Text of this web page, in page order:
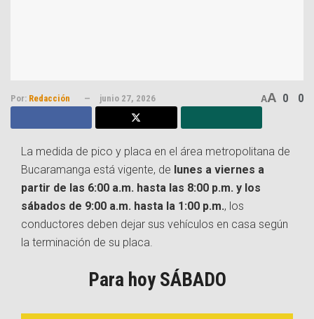
Por: Redacción junio 27, 2026 AA 0 0
La medida de pico y placa en el área metropolitana de
Bucaramanga está vigente, de lunes a viernes a
partir de las 6:00 a.m. hasta las 8:00 p.m. y los
sábados de 9:00 a.m. hasta la 1:00 p.m., los
conductores deben dejar sus vehículos en casa según
la terminación de su placa.
Para hoy SÁBADO